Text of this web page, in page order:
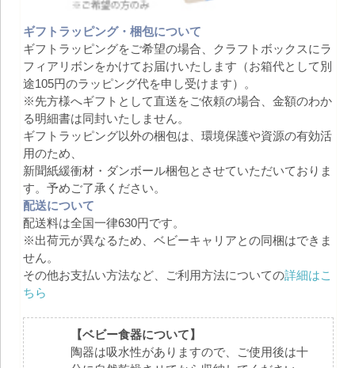
ギフトラッピング・梱包について
ギフトラッピングをご希望の場合、クラフトボックスにラ
フィアリボンをかけてお届けいたします（お箱代として別
途105円のラッピング代を申し受けます）。
※先方様へギフトとして直送をご依頼の場合、金額のわか
る明細書は同封いたしません。
ギフトラッピング以外の梱包は、環境保護や資源の有効活
用のため、
新聞紙緩衝材・ダンボール梱包とさせていただいておりま
す。予めご了承ください。
配送について
配送料は全国一律630円です。
※出荷元が異なるため、ベビーキャリアとの同梱はできま
せん。
その他お支払い方法など、ご利用方法についての詳細はこ
ちら
【ベビー食器について】
陶器は吸水性がありますので、ご使用後は十